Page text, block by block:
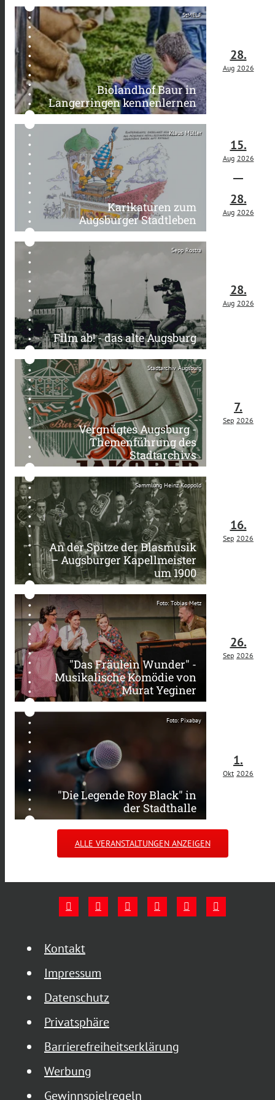
StMELF
Biolandhof Baur in
Langerringen kennenlernen
28.
Aug 2026
Klaus Müller
Karikaturen zum
Augsburger Stadtleben
15.
Aug 2026
28.
Aug 2026
Sepp Rostra
Film ab! - das alte Augsburg
28.
Aug 2026
Stadtarchiv Augsburg
Vergnügtes Augsburg -
Themenführung des
Stadtarchivs
7.
Sep 2026
Sammlung Heinz Koppold
An der Spitze der Blasmusik
– Augsburger Kapellmeister
um 1900
16.
Sep 2026
Foto: Tobias Metz
"Das Fräulein Wunder" -
Musikalische Komödie von
Murat Yeginer
26.
Sep 2026
Foto: Pixabay
"Die Legende Roy Black" in
der Stadthalle
1.
Okt 2026
ALLE VERANSTALTUNGEN ANZEIGEN
Kontakt
Impressum
Datenschutz
Privatsphäre
Barrierefreiheitserklärung
Werbung
Gewinnspielregeln